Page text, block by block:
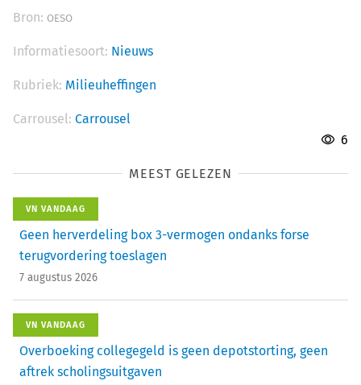
Bron: OESO
Informatiesoort: Nieuws
Rubriek: Milieuheffingen
Carrousel: Carrousel
6
MEEST GELEZEN
VN VANDAAG
Geen herverdeling box 3-vermogen ondanks forse
terugvordering toeslagen
7 augustus 2026
VN VANDAAG
Overboeking collegegeld is geen depotstorting, geen
aftrek scholingsuitgaven